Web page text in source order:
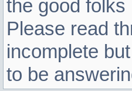
the good folks
Please read
incomplete
to be